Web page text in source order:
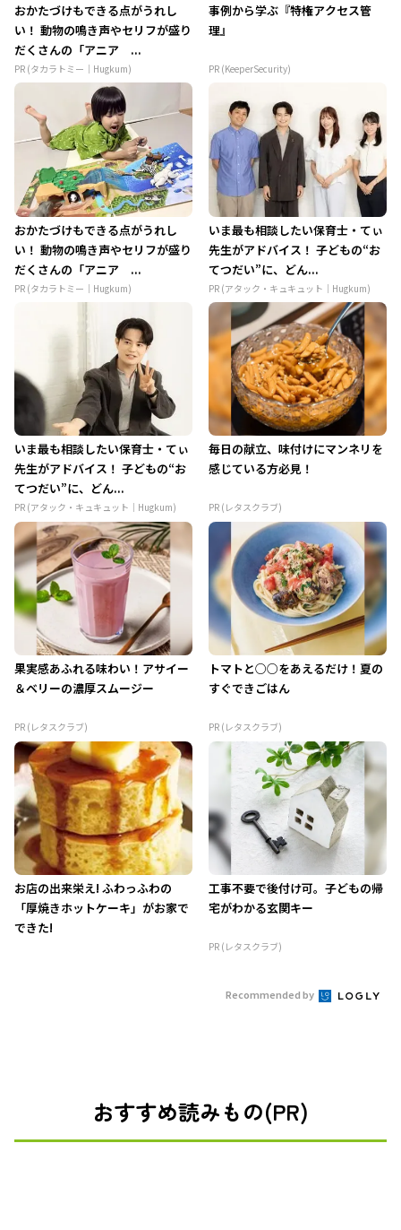
おかたづけもできる点がうれし
い！ 動物の鳴き声やセリフが盛り
だくさんの「アニア ...
PR (タカラトミー｜Hugkum)
事例から学ぶ『特権アクセス管
理』
PR (KeeperSecurity)
おかたづけもできる点がうれし
い！ 動物の鳴き声やセリフが盛り
だくさんの「アニア ...
PR (タカラトミー｜Hugkum)
いま最も相談したい保育士・てぃ
先生がアドバイス！ 子どもの“お
てつだい”に、どん...
PR (アタック・キュキュット｜Hugkum)
いま最も相談したい保育士・てぃ
先生がアドバイス！ 子どもの“お
てつだい”に、どん...
PR (アタック・キュキュット｜Hugkum)
毎日の献立、味付けにマンネリを
感じている方必見！
PR (レタスクラブ)
果実感あふれる味わい！アサイー
＆ベリーの濃厚スムージー
PR (レタスクラブ)
トマトと○○をあえるだけ！夏の
すぐできごはん
PR (レタスクラブ)
お店の出来栄え! ふわっふわの
「厚焼きホットケーキ」がお家で
できた!
工事不要で後付け可。子どもの帰
宅がわかる玄関キー
PR (レタスクラブ)
Recommended by
おすすめ読みもの(PR)